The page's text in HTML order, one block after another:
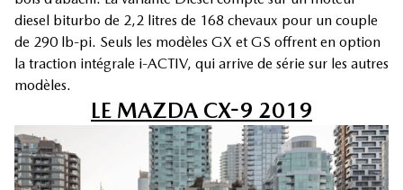
diesel biturbo de 2,2 litres de 168 chevaux pour un couple
de 290 lb-pi. Seuls les modèles GX et GS offrent en option
la traction intégrale i-ACTIV, qui arrive de série sur les autres
modèles.
LE MAZDA CX-9 2019